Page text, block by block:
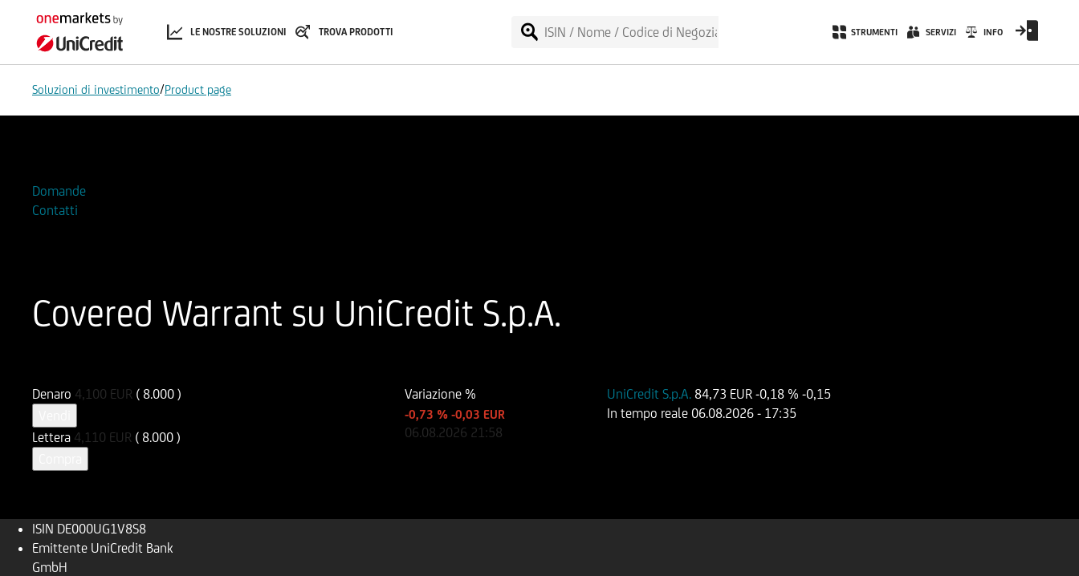
LE NOSTRE SOLUZIONI TROVA PRODOTTI STRUMENTI SERVIZI INFO
Soluzioni di investimento/Product page
Domande
Contatti
Covered Warrant su UniCredit S.p.A.
Denaro 4,100 EUR ( 8.000 )
Lettera 4,110 EUR ( 8.000 )
Variazione %
-0,73 %-0,03 EUR
06.08.2026 21:58
UniCredit S.p.A. 84,73 EUR -0,18 %-0,15
In tempo reale 06.08.2026 - 17:35
ISIN DE000UG1V8S8
Emittente UniCredit Bank
GmbH